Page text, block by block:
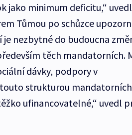
jako minimum deficitu,“ uvedl
Tůmou po schůzce
je nezbytné do budoucna
těch mandatorních.
dávky, podpory v
strukturou
ufinancovatelné,“ uvedl